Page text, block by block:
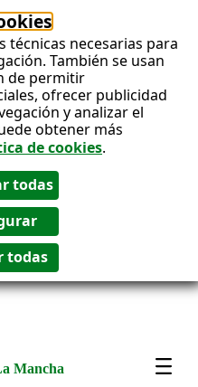
técnicas necesarias para
También se usan
de permitir
ofrecer publicidad
y analizar el
obtener más
de cookies.
Mancha